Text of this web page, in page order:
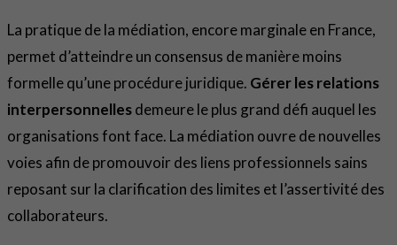
La pratique de la médiation, encore marginale en France,
permet d’atteindre un consensus de manière moins
formelle qu’une procédure juridique. Gérer les relations
interpersonnellesdemeure le plus grand défi auquel les
organisations font face. La médiation ouvre de nouvelles
voies afin de promouvoir des liens professionnels sains
reposant sur la clarification des limites et l’assertivité des
collaborateurs.